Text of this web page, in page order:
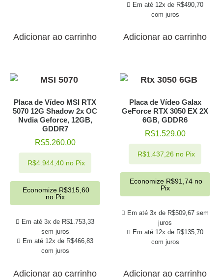
Adicionar ao carrinho
Em até 12x de R$490,70
com juros
Adicionar ao carrinho
Placa de Vídeo MSI RTX
5070 12G Shadow 2x OC
Nvdia Geforce, 12GB,
GDDR7
R$5.260,00
Em até 3x de R$1.753,33
sem juros
Em até 12x de R$466,83
com juros
R$4.944,40 no Pix
Economize R$315,60
no Pix
Adicionar ao carrinho
Placa de Vídeo Galax
GeForce RTX 3050 EX 2X
6GB, GDDR6
R$1.529,00
Em até 3x de R$509,67 sem
juros
Em até 12x de R$135,70
com juros
R$1.437,26 no Pix
Economize R$91,74 no
Pix
Adicionar ao carrinho